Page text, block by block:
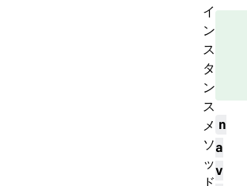
n
a
v
イ
ン
ス
タ
ン
ス
メ
ソ
ッ
ド